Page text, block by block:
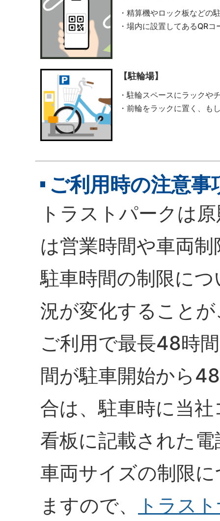
・精算機やロック板などの
・場内に設置してあるQR
【駐輪場】
・駐輪スペースにラックや
・前輪をラックに置く、も
ご利用時の注意
トラストパークは
は営業時間や車両
駐車時間の制限に
況が変化すること
ご利用で最長48時
間が駐車開始から
合は、駐車時に当
看板に記載された
車両サイズの制限
ますので、
トラス